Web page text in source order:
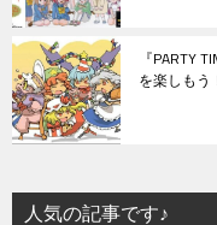
『PARTY
を楽しもう
人気の記事です♪